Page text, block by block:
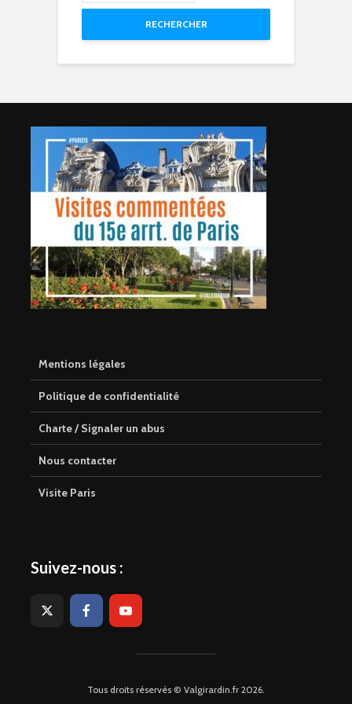
RECHERCHER
Mentions légales
Politique de confidentialité
Charte / Signaler un abus
Nous contacter
Visite Paris
Suivez-nous :
Tous droits réservés © Valgirardin.fr 2026.